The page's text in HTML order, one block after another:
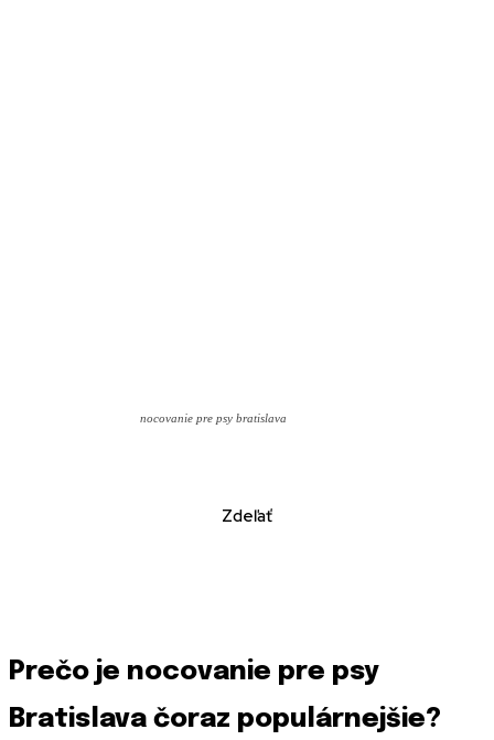
nocovanie pre psy bratislava
Zdeľať
Prečo je nocovanie pre psy
Bratislava čoraz populárnejšie?